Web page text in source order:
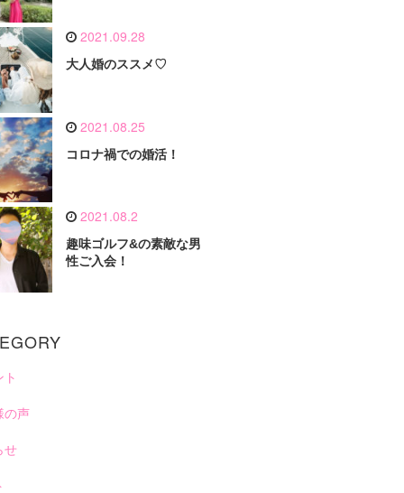
2021.09.28
大人婚のススメ♡
2021.08.25
コロナ禍での婚活！
2021.08.2
趣味ゴルフ&の素敵な男
性ご入会！
ト
の声
せ